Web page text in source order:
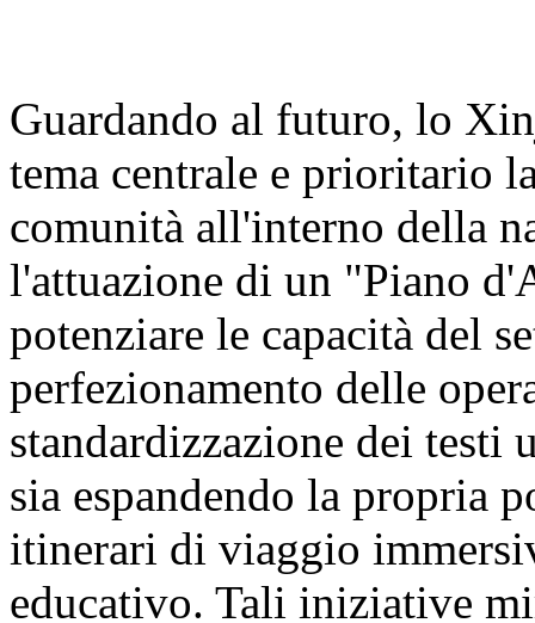
Guardando al futuro, lo
tema centrale e prioritario
comunità all'interno della
l'attuazione di un "Piano
potenziare le capacità del
perfezionamento delle
standardizzazione dei
sia espandendo la propria
itinerari di viaggio
educativo. Tali iniziative